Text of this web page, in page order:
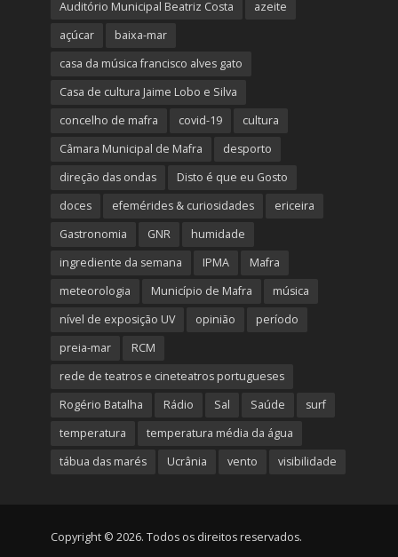
Auditório Municipal Beatriz Costa
azeite
açúcar
baixa-mar
casa da música francisco alves gato
Casa de cultura Jaime Lobo e Silva
concelho de mafra
covid-19
cultura
Câmara Municipal de Mafra
desporto
direção das ondas
Disto é que eu Gosto
doces
efemérides & curiosidades
ericeira
Gastronomia
GNR
humidade
ingrediente da semana
IPMA
Mafra
meteorologia
Município de Mafra
música
nível de exposição UV
opinião
período
preia-mar
RCM
rede de teatros e cineteatros portugueses
Rogério Batalha
Rádio Sal Saúde
surf
temperatura
temperatura média da água
tábua das marés
Ucrânia vento visibilidade
Copyright © 2026. Todos os direitos reservados.